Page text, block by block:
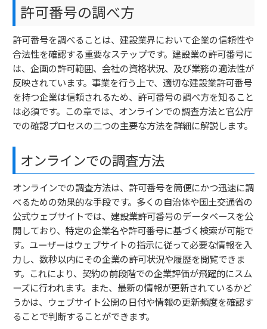
許可番号の調べ方
許可番号を調べることは、建設業界において企業の信頼性や
合法性を確認する重要なステップです。建設業の許可番号に
は、企画の許可範囲、会社の資格状況、及び業務の適法性が
反映されています。事業を行う上で、適切な建設業許可番号
を持つ企業は信頼されるため、許可番号の調べ方を知ること
は必須です。この章では、オンラインでの調査方法と官公庁
での確認プロセスの二つの主要な方法を詳細に解説します。
オンラインでの調査方法
オンラインでの調査方法は、許可番号を簡便にかつ迅速に調
べるための効果的な手段です。多くの自治体や国土交通省の
公式ウェブサイトでは、建設業許可番号のデータベースを公
開しており、特定の企業名や許可番号に基づく検索が可能で
す。ユーザーはウェブサイトの指示に従って必要な情報を入
力し、数秒以内にその企業の許可状況や履歴を閲覧できま
す。これにより、契約の前段階での企業評価が飛躍的にスム
ーズに行われます。また、最新の情報が更新されているかど
うかは、ウェブサイト公開の日付や情報の更新頻度を確認す
ることで判断することができます。